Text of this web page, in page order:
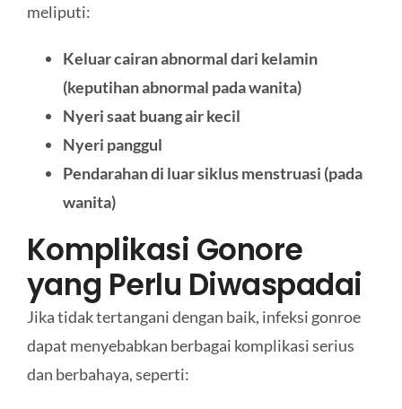
meliputi:
Keluar cairan abnormal dari kelamin
(keputihan abnormal pada wanita)
Nyeri saat buang air kecil
Nyeri panggul
Pendarahan di luar siklus menstruasi (pada
wanita)
Komplikasi Gonore
yang Perlu Diwaspadai
Jika tidak tertangani dengan baik, infeksi gonroe
dapat menyebabkan berbagai komplikasi serius
dan berbahaya, seperti: